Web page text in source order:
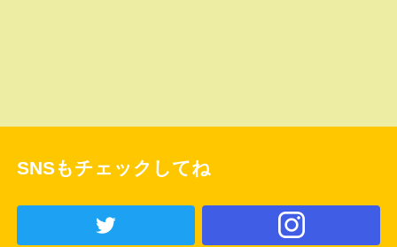
SNSもチェックしてね